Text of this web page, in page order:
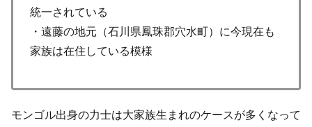
統一されている
・遠藤の地元（石川県鳳珠郡穴水町）に今現在も
家族は在住している模様
モンゴル出身の力士は大家族生まれのケースが多くなって